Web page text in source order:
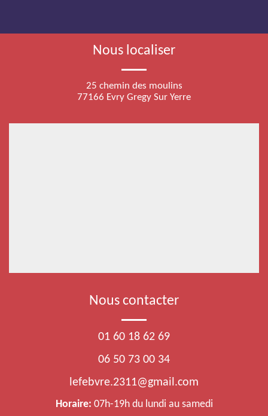
Nous localiser
25 chemin des moulins
77166 Evry Gregy Sur Yerre
Nous contacter
01 60 18 62 69
06 50 73 00 34
lefebvre.2311@gmail.com
Horaire: 07h-19h du lundi au samedi